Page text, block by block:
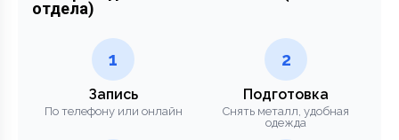
отдела)
1
Запись
По телефону или онлайн
2
Подготовка
Снять металл, удобная
одежда